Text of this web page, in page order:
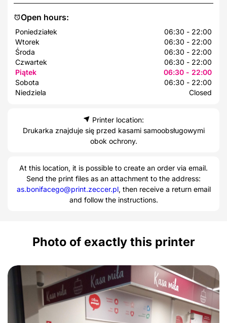
Open hours:
Poniedziałek
06:30 - 22:00
Wtorek
06:30 - 22:00
Środa
06:30 - 22:00
Czwartek
06:30 - 22:00
Piątek
06:30 - 22:00
Sobota
06:30 - 22:00
Niedziela
Closed
Printer location:
Drukarka znajduje się przed kasami samoobsługowymi
obok ochrony.
At this location, it is possible to create an order via email.
Send the print files as an attachment to the address:
as.bonifacego@print.zeccer.pl, then receive a return email
and follow the instructions.
Photo of exactly this printer